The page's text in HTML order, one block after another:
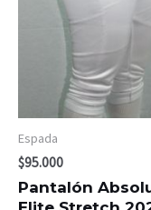
Espada
$95.000
Pantalón